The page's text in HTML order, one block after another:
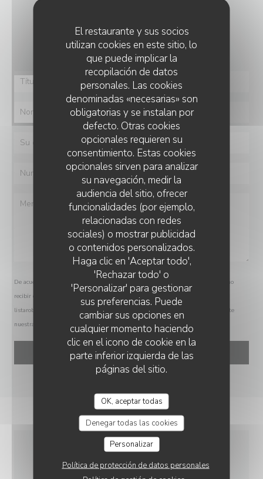
El restaurante y sus socios
utilizan cookies en este sitio, lo
que puede implicar la
recopilación de datos
personales. Las cookies
denominadas «necesarias» son
obligatorias y se instalan por
defecto. Otras cookies
opcionales requieren su
consentimiento. Estas cookies
opcionales sirven para analizar
su navegación, medir la
audiencia del sitio, ofrecer
funcionalidades (por ejemplo,
relacionadas con redes
sociales) o mostrar publicidad
o contenidos personalizados.
Haga clic en 'Aceptar todo',
'Rechazar todo' o
'Personalizar' para gestionar
sus preferencias. Puede
cambiar sus opciones en
cualquier momento haciendo
clic en el icono de cookie en la
parte inferior izquierda de las
páginas del sitio.
OK, aceptar todas
Denegar todas las cookies
Personalizar
Política de protección de datos personales
¿Desea ponerse en contacto con nosotros?
Rellene el siguiente formulario.
De acuerdo con la normativa de protección de datos, puede ejercer su derecho a no
recibir comunicaciones comerciales inscribiéndose en la Lista Robinson:
listarobinson.es
. Para más información sobre el tratamiento de sus datos, consulte
nuestra
política de privacidad
INFORMACIÓN
LA GRANDE MAISON